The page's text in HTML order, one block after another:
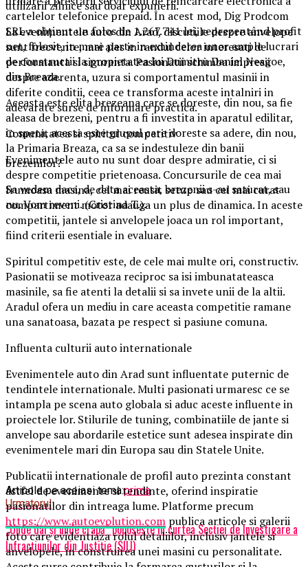
cartelelor telefonice prepaid. În acest mod, Dig Prodcom
SRL a obţinut un folos de 1.267.741 lei, reprezentând profit
net, folosit, in mare parte in extinderea unor ample lucrari
de constructii la propietatea lui Dumitru Daniel Neagoe,
din Breaza.
Aceasta este elita brezeana care se doreste, din nou, sa fie
aleasa de brezeni, pentru a fi investita in aparatul edilitar,
in speta, acesta este grupul care doreste sa adere, din nou,
la Primaria Breaza, ca sa se indestuleze din banii
brezenilor?
Sa vedem daca, de data aceasta, brezenii s-au saturat, sau
nu. Vom reveni. (Cristina T.).
Articole pe aceiasi tema:prima
Urmatorul
„Unde dai și unde crapă” poposeste in curtea Secției de Investigare a
Infracțiunilor din Justiție (SIIJ)
utilizarii zilnice sau doar expunerii.
La evenimentele auto din Arad, discutiile despre anvelope
sunt frecvente, mai ales in randul celor interesati de
performanta si siguranta. Pasionatii schimba impresii
despre aderenta, uzura si comportamentul masinii in
diferite conditii, ceea ce transforma aceste intalniri in
adevarate surse de informare practica.
Comunitatea si spiritul competitiv
Evenimentele auto nu sunt doar despre admiratie, ci si
despre competitie prietenoasa. Concursurile de cea mai
frumoasa masina, cel mai reusit setup sau cel mai curat
compartiment motor adauga un plus de dinamica. In aceste
competitii, jantele si anvelopele joaca un rol important,
fiind criterii esentiale in evaluare.
Spiritul competitiv este, de cele mai multe ori, constructiv.
Pasionatii se motiveaza reciproc sa isi imbunatateasca
masinile, sa fie atenti la detalii si sa invete unii de la altii.
Aradul ofera un mediu in care aceasta competitie ramane
una sanatoasa, bazata pe respect si pasiune comuna.
Influenta culturii auto internationale
Evenimentele auto din Arad sunt influentate puternic de
tendintele internationale. Multi pasionati urmaresc ce se
intampla pe scena auto globala si aduc aceste influente in
proiectele lor. Stilurile de tuning, combinatiile de jante si
anvelope sau abordarile estetice sunt adesea inspirate din
evenimentele mari din Europa sau din Statele Unite.
Publicatii internationale de profil auto prezinta constant
astfel de evenimente si tendinte, oferind inspiratie
pasionatilor din intreaga lume. Platforme precum
https://www.autoevolution.com publica articole si galerii
foto care evidentiaza rolul detaliilor, inclusiv jantele si
anvelopele, in construirea unei masini cu personalitate.